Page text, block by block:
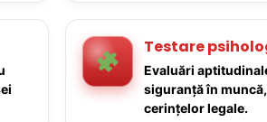
Testare
Evaluări
siguranță în
cerințelor legale.